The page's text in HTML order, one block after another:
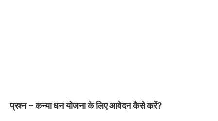
प्रश्न – कन्या धन योजना के लिए आवेदन कैसे करें?